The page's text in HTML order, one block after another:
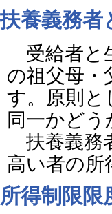
扶養義務者
受給者と
の祖父母・
す。原則と
同一かど
扶養義務
高い者の所
所得制限限